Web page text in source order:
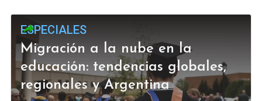
ESPECIALES
Migración a la nube en la
educación: tendencias globales,
regionales y Argentina